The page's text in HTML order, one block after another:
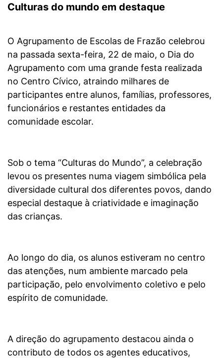
Culturas do mundo em destaque
O Agrupamento de Escolas de Frazão celebrou
na passada sexta-feira, 22 de maio, o Dia do
Agrupamento com uma grande festa realizada
no Centro Cívico, atraindo milhares de
participantes entre alunos, famílias, professores,
funcionários e restantes entidades da
comunidade escolar.
Sob o tema “Culturas do Mundo”, a celebração
levou os presentes numa viagem simbólica pela
diversidade cultural dos diferentes povos, dando
especial destaque à criatividade e imaginação
das crianças.
Ao longo do dia, os alunos estiveram no centro
das atenções, num ambiente marcado pela
participação, pelo envolvimento coletivo e pelo
espírito de comunidade.
A direção do agrupamento destacou ainda o
contributo de todos os agentes educativos,